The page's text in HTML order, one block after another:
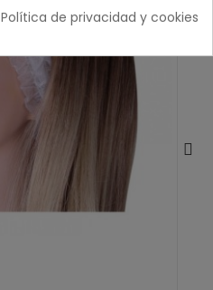
Política de privacidad y cookies